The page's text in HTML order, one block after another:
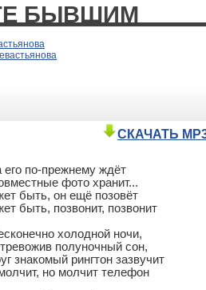
БЫВШИМ
СКАЧАТЬ
его по-прежнему ждёт
фото хранит...
быть, он ещё позовёт
быть, позвонит, позвонит
холодной ночи,
полуночный сон,
знакомый рингтон зазвучит
но молчит телефон